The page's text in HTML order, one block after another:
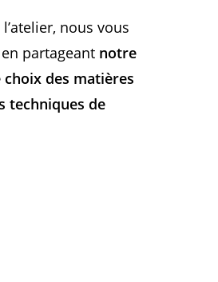
nous vous
partageant notre
des matières
techniques de